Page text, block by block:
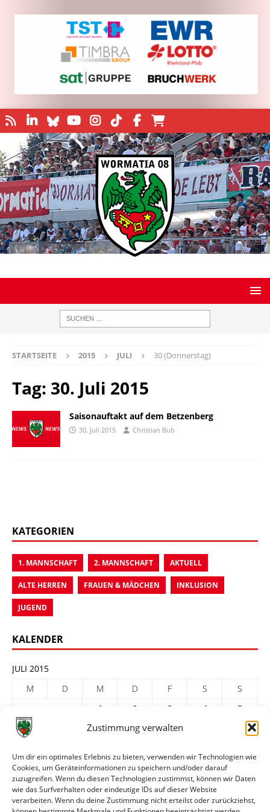
Zustimmung verwalten
Um dir ein optimales Erlebnis zu bieten, verwenden wir Technologien wie
Cookies, um Geräteinformationen zu speichern und/oder darauf
zuzugreifen. Wenn du diesen Technologien zustimmst, können wir Daten
wie das Surfverhalten oder eindeutige IDs auf dieser Website
verarbeiten. Wenn du deine Zustimmung nicht erteilst oder zurückziehst,
STARTSEITE 2015 JULI 30 (Donnerstag)
Tag: 30. Juli 2015
Saisonauftakt auf dem Betzenberg
30. Juli 2015 Christian Bub
KATEGORIEN
1. MANNSCHAFT 2. MANNSCHAFT AKTUELL
ALTE HERREN FRAUEN & MÄDCHEN INKLUSION
JUGEND
KALENDER
JULI 2015
M
D M D F S
S
1
2 3 4
5
6
8 9 10
20
21 22 23 24 25
27
28 29 30
31
« Juni
Aug. »